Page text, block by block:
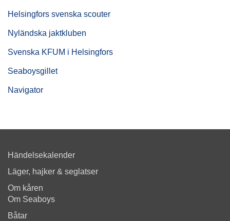
Helsingfors svenska scouter
Nyländska jaktkluben
Svenska KFUM i Helsingfors
Seaboysgillet
Navigator
Händelsekalender
Läger, hajker & seglatser
Om kåren
Om Seaboys
Båtar